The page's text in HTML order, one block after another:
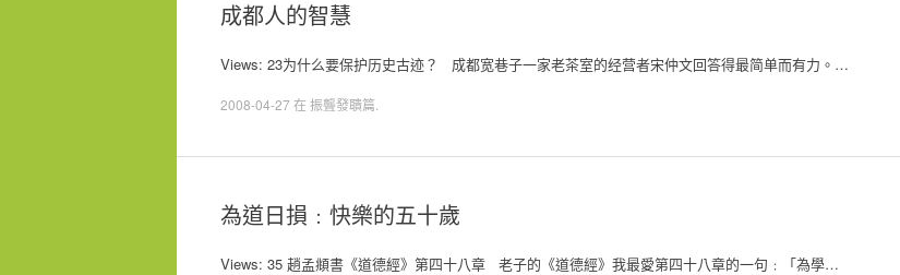
成都人的智慧
Views: 23为什么要保护历史古迹？ 成都宽巷子一家老茶室的经营者宋仲文回答得最简单而有力。…
2008-04-27 在 振聾發聵篇
為道日損﹕快樂的五十歲
Views: 35 趙孟頫書《道德經》第四十八章 老子的《道德經》我最愛第四十八章的一句﹕「為學…